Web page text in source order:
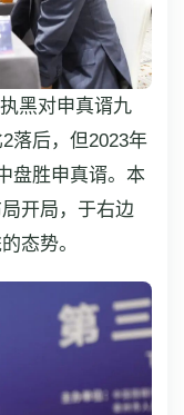
黑对申真谞九
落后，但2023年
盘胜申真谞。本
开局，于右边
态势。